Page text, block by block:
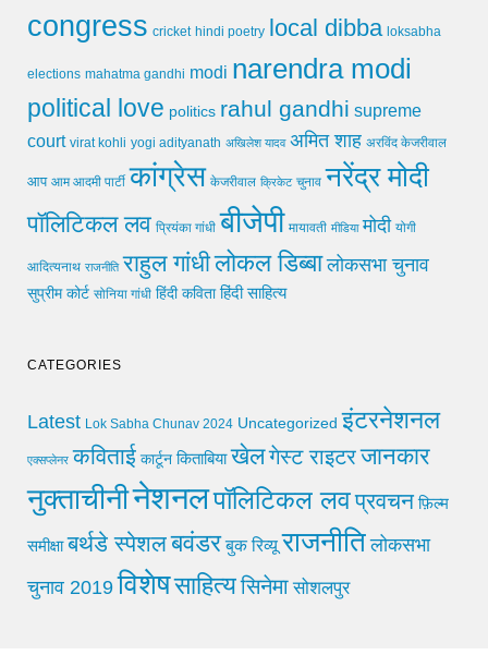
congress cricket hindi poetry local dibba loksabha
elections mahatma gandhi modi narendra modi
political love politics rahul gandhi supreme
court virat kohli yogi adityanath अखिलेश यादव अमित शाह अरविंद केजरीवाल
आप आम आदमी पार्टी कांग्रेस केजरीवाल क्रिकेट चुनाव नरेंद्र मोदी
पॉलिटिकल लव प्रियंका गांधी बीजेपी मायावती मीडिया मोदी योगी
आदित्यनाथ राजनीति राहुल गांधीलोकल डिब्बा लोकसभा चुनाव
सुप्रीम कोर्ट सोनिया गांधी हिंदी कविता हिंदी साहित्य
CATEGORIES
Latest Lok Sabha Chunav 2024 Uncategorized इंटरनेशनल
एक्सप्लेनर कविताई कार्टून किताबिया खेलगेस्ट राइटरजानकार
नुक्ताचीनीनेशनलपॉलिटिकल लवप्रवचन फ़िल्म
समीक्षा बर्थडे स्पेशलबवंडर बुक रिव्यू राजनीति लोकसभा
चुनाव 2019 विशेषसाहित्यसिनेमा सोशलपुर